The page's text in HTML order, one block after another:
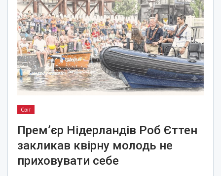
Світ
Прем’єр Нідерландів Роб Єттен
закликав квірну молодь не
приховувати себе